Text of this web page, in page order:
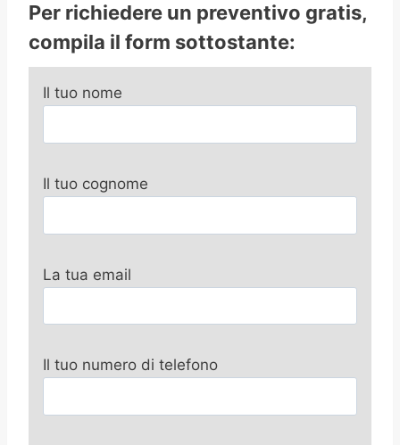
Per richiedere un preventivo gratis,
compila il form sottostante:
Il tuo nome
Il tuo cognome
La tua email
Il tuo numero di telefono